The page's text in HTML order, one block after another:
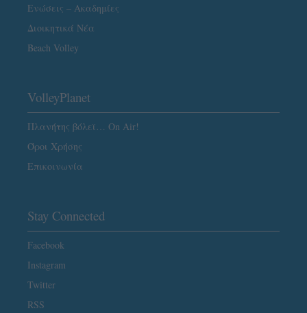
Ενώσεις – Ακαδημίες
Διοικητικά Νέα
Beach Volley
VolleyPlanet
Πλανήτης βόλεϊ… On Air!
Όροι Χρήσης
Επικοινωνία
Stay Connected
Facebook
Instagram
Twitter
RSS